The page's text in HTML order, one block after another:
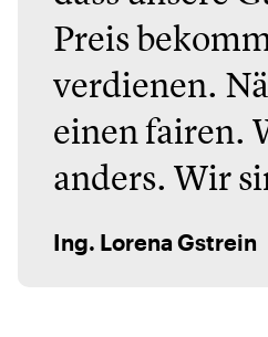
Preis
verdienen.
einen fairen.
anders. Wir
Ing. Lorena Gstrein